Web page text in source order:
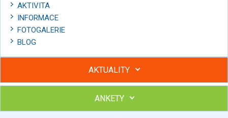
AKTIVITA
INFORMACE
FOTOGALERIE
BLOG
AKTUALITY
Hubněte s podporou lektorky a skupiny v kurzech STOBu
Chcete poradit s hubnutím? Najděte si odborníka STOBu ve
ANKETY